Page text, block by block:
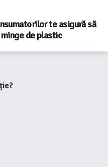
te asigură să
de plastic